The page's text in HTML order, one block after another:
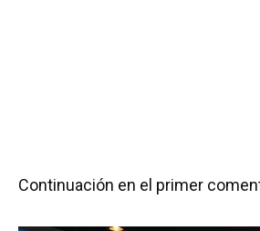
Continuación en el primer